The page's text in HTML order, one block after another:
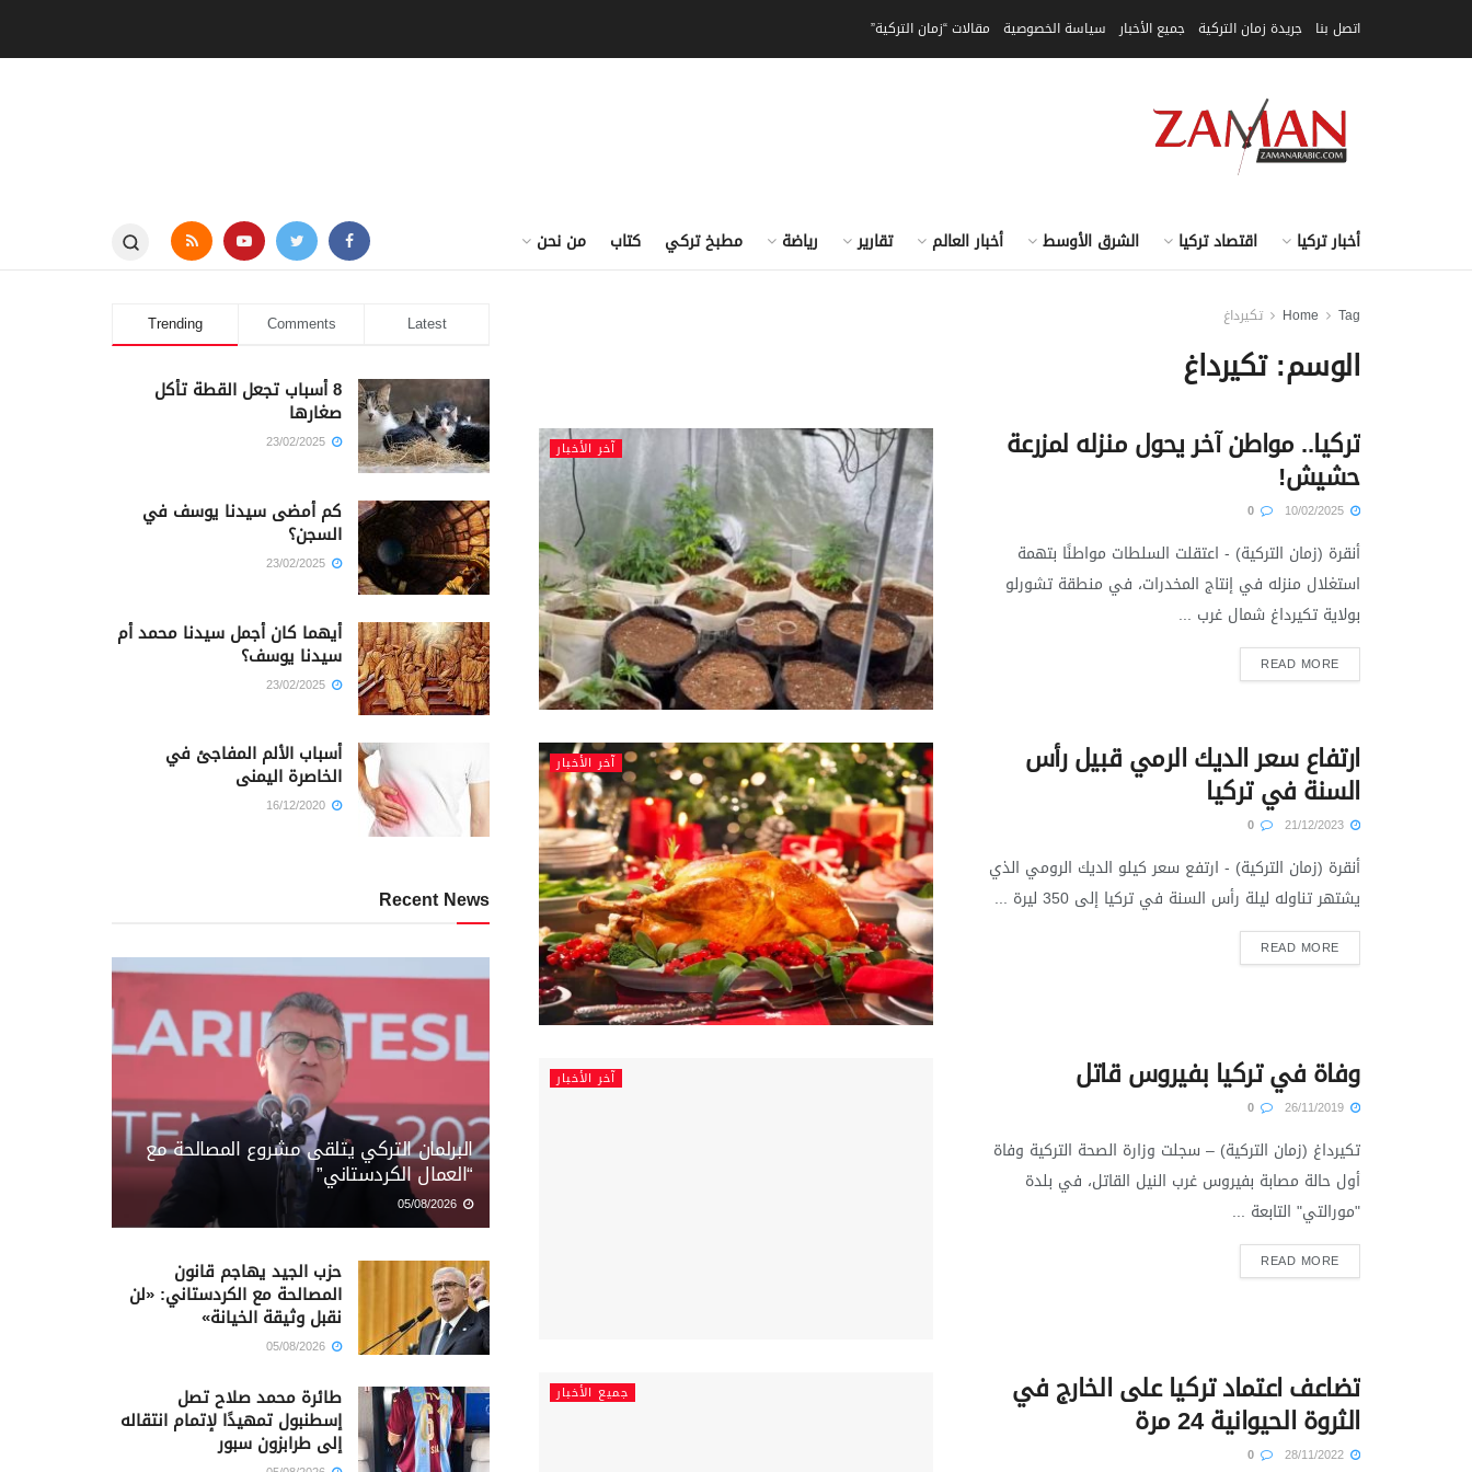
اتصل بنا جريدة زمان التركية جميع الأخبار سياسة الخصوصية مقالات “زمان التركية”
أخبار تركيا اقتصاد تركيا الشرق الأوسط أخبار العالم تقارير رياضة مطبخ تركي كتاب من نحن
Home Tag تكيرداغ
الوسم:تكيرداغ
آخر الأخبار تركيا.. مواطن آخر يحول منزله لمزرعة
حشيش!
أنقرة (زمان التركية) - اعتقلت السلطات مواطنًا بتهمة
استغلال منزله في إنتاج المخدرات، في منطقة تشورلو
بولاية تكيرداغ شمال غرب ...
READ MORE
آخر الأخبار ارتفاع سعر الديك الرمي قبيل رأس
السنة في تركيا
أنقرة (زمان التركية) - ارتفع سعر كيلو الديك الرومي الذي
يشتهر تناوله ليلة رأس السنة في تركيا إلى 350 ليرة ...
READ MORE
آخر الأخبار وفاة في تركيا بفيروس قاتل
تكيرداغ (زمان التركية) – سجلت وزارة الصحة التركية وفاة
أول حالة مصابة بفيروس غرب النيل القاتل، في بلدة
"مورالتي" التابعة ...
READ MORE
جميع الأخبار تضاعف اعتماد تركيا على الخارج في
الثروة الحيوانية 24 مرة
Trending Comments Latest
8 أسباب تجعل القطة تأكل
صغارها
كم أمضى سيدنا يوسف في
السجن؟
أيهما كان أجمل سيدنا محمد أم
سيدنا يوسف؟
أسباب الألم المفاجئ في
الخاصرة اليمنى
Recent News
البرلمان التركي يتلقى مشروع المصالحة مع
“العمال الكردستاني”
حزب الجيد يهاجم قانون
المصالحة مع الكردستاني: «لن
نقبل وثيقة الخيانة»
طائرة محمد صلاح تصل
إسطنبول تمهيدًا لإتمام انتقاله
إلى طرابزون سبور